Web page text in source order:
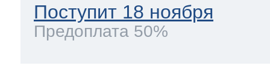
Поступит 18 ноября
Предоплата 50%